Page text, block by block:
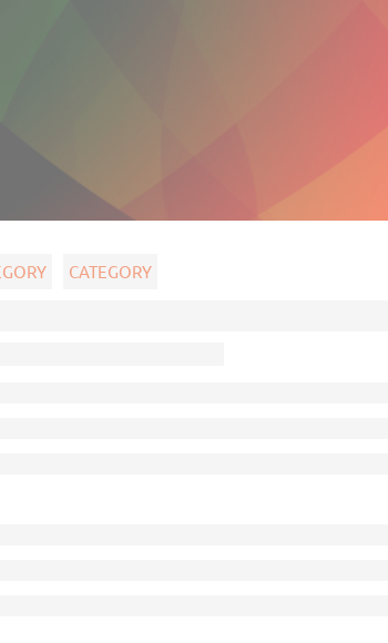
CATEGORY